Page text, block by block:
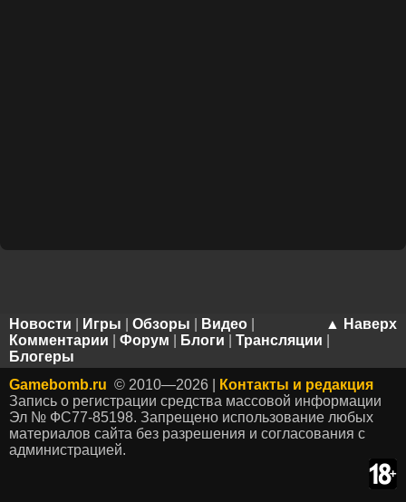
▲ Наверх
Новости Игры Обзоры Видео
Комментарии
Форум Блоги Трансляции
Блогеры
Gamebomb.ru © 2010—2026 |
Контакты и редакция
Запись о регистрации средства массовой информации
Эл № ФС77-85198. Запрещено использование любых
материалов сайта без разрешения и согласования с
администрацией.